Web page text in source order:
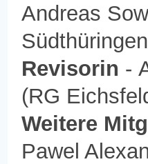
Andreas
Revisorin -
(RG
Weitere
Pawel